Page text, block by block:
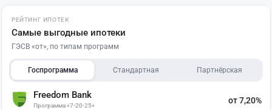
РЕЙТИНГ ИПОТЕК
Самые выгодные ипотеки
ГЭСВ «от», по типам программ
Госпрограмма Стандартная Партнёрская
Freedom Bank
Программа «7-20-25»
от 7,20%